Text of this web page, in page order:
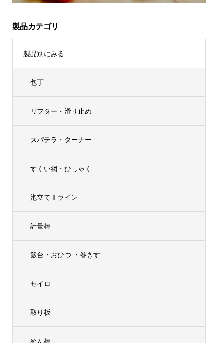
製品カテゴリ
製品別にみる
包丁
リフター・滑り止め
スパテラ・ターナー
すくい網・ひしゃく
泡立てⅡライン
計量棒
飯台・おひつ ・巻きす
セイロ
取り板
めん棒